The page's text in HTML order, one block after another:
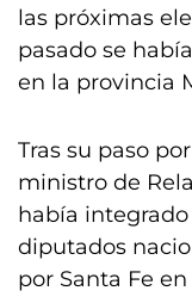
las próximas
pasado se
en la provincia
Tras su paso
ministro de
había
diputados
por Santa Fe